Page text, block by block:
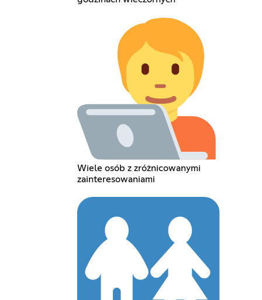
Wiele osób z zróżnicowanymi
zainteresowaniami